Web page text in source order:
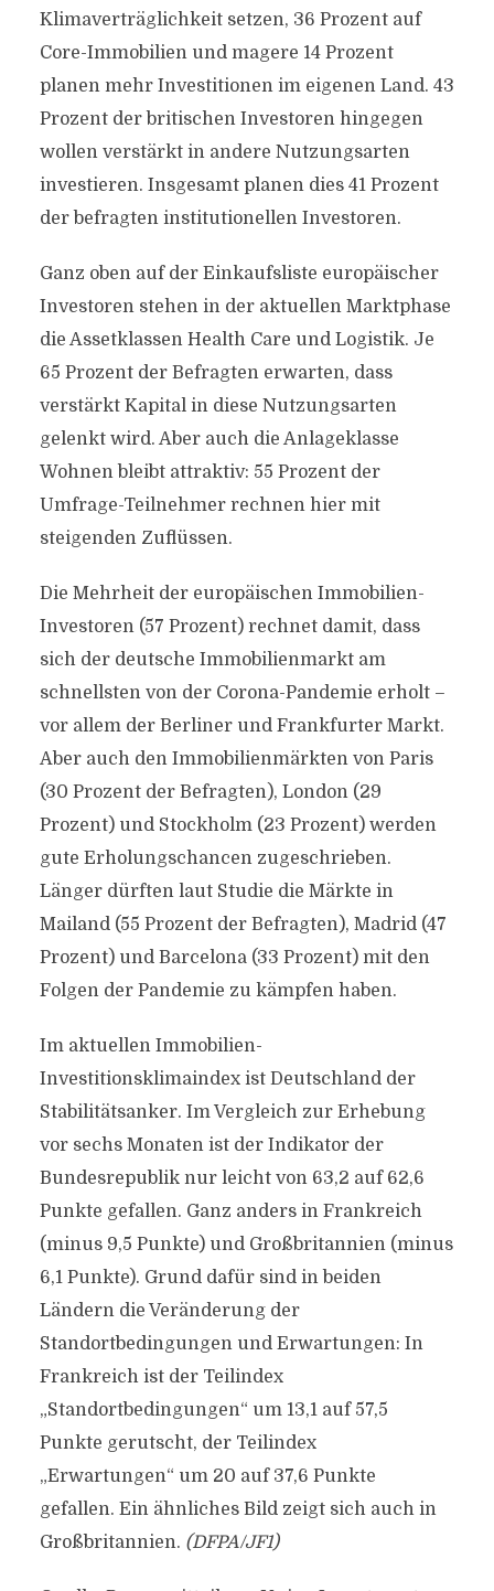
Klimaverträglichkeit setzen, 36 Prozent auf
Core-Immobilien und magere 14 Prozent
planen mehr Investitionen im eigenen Land. 43
Prozent der britischen Investoren hingegen
wollen verstärkt in andere Nutzungsarten
investieren. Insgesamt planen dies 41 Prozent
der befragten institutionellen Investoren.
Ganz oben auf der Einkaufsliste europäischer
Investoren stehen in der aktuellen Marktphase
die Assetklassen Health Care und Logistik. Je
65 Prozent der Befragten erwarten, dass
verstärkt Kapital in diese Nutzungsarten
gelenkt wird. Aber auch die Anlageklasse
Wohnen bleibt attraktiv: 55 Prozent der
Umfrage-Teilnehmer rechnen hier mit
steigenden Zuflüssen.
Die Mehrheit der europäischen Immobilien-
Investoren (57 Prozent) rechnet damit, dass
sich der deutsche Immobilienmarkt am
schnellsten von der Corona-Pandemie erholt –
vor allem der Berliner und Frankfurter Markt.
Aber auch den Immobilienmärkten von Paris
(30 Prozent der Befragten), London (29
Prozent) und Stockholm (23 Prozent) werden
gute Erholungschancen zugeschrieben.
Länger dürften laut Studie die Märkte in
Mailand (55 Prozent der Befragten), Madrid (47
Prozent) und Barcelona (33 Prozent) mit den
Folgen der Pandemie zu kämpfen haben.
Im aktuellen Immobilien-
Investitionsklimaindex ist Deutschland der
Stabilitätsanker. Im Vergleich zur Erhebung
vor sechs Monaten ist der Indikator der
Bundesrepublik nur leicht von 63,2 auf 62,6
Punkte gefallen. Ganz anders in Frankreich
(minus 9,5 Punkte) und Großbritannien (minus
6,1 Punkte). Grund dafür sind in beiden
Ländern die Veränderung der
Standortbedingungen und Erwartungen: In
Frankreich ist der Teilindex
„Standortbedingungen“ um 13,1 auf 57,5
Punkte gerutscht, der Teilindex
„Erwartungen“ um 20 auf 37,6 Punkte
gefallen. Ein ähnliches Bild zeigt sich auch in
Großbritannien. (DFPA/JF1)